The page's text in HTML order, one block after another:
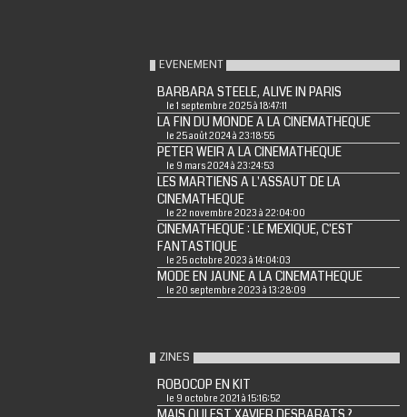
EVENEMENT
BARBARA STEELE, ALIVE IN PARIS
le 1 septembre 2025 à 18:47:11
LA FIN DU MONDE A LA CINEMATHEQUE
le 25 août 2024 à 23:18:55
PETER WEIR A LA CINEMATHEQUE
le 9 mars 2024 à 23:24:53
LES MARTIENS A L'ASSAUT DE LA
CINEMATHEQUE
le 22 novembre 2023 à 22:04:00
CINEMATHEQUE : LE MEXIQUE, C'EST
FANTASTIQUE
le 25 octobre 2023 à 14:04:03
MODE EN JAUNE A LA CINEMATHEQUE
le 20 septembre 2023 à 13:28:09
ZINES
ROBOCOP EN KIT
le 9 octobre 2021 à 15:16:52